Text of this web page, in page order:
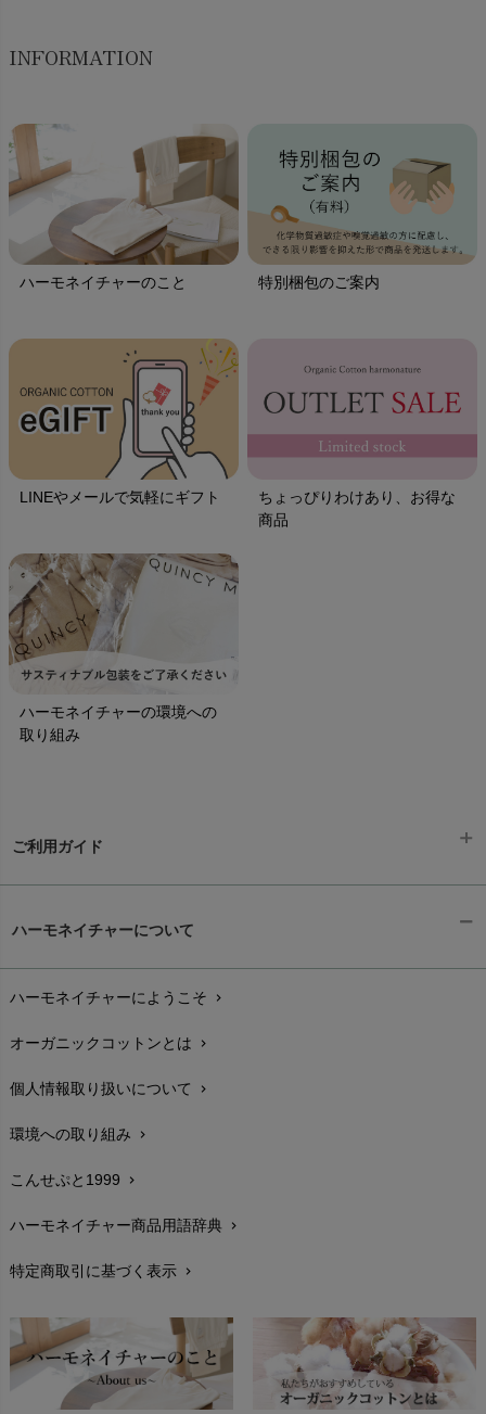
INFORMATION
ハーモネイチャーのこと 特別梱包のご案内
LINEやメールで気軽にギフト
ちょっぴりわけあり、お得な
商品
ハーモネイチャーの環境への
取り組み
ご利用ガイド
配送と送料chevron_right
在庫状況と発送予定chevron_right
サイズ・寸法chevron_right
生地・素材chevron_right
お手入れについて
レビューを書こうchevron_right
返品交換chevron_right
FAXでのご注文
お問い合わせchevron_right
ハーモネイチャーについて
ハーモネイチャーにようこそ chevron_right
オーガニックコットンとは chevron_right
個人情報取り扱いについて chevron_right
環境への取り組み chevron_right
こんせぷと1999 chevron_right
ハーモネイチャー商品用語辞典 chevron_right
特定商取引に基づく表示 chevron_right